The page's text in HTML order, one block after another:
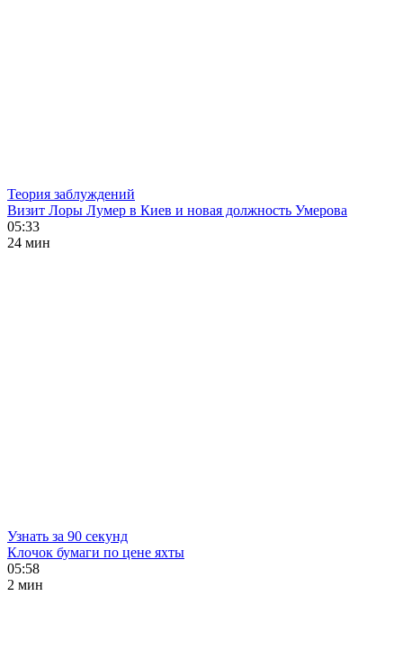
Теория заблуждений
Визит Лоры Лумер в Киев и новая должность Умерова
05:33
24 мин
Узнать за 90 секунд
Клочок бумаги по цене яхты
05:58
2 мин